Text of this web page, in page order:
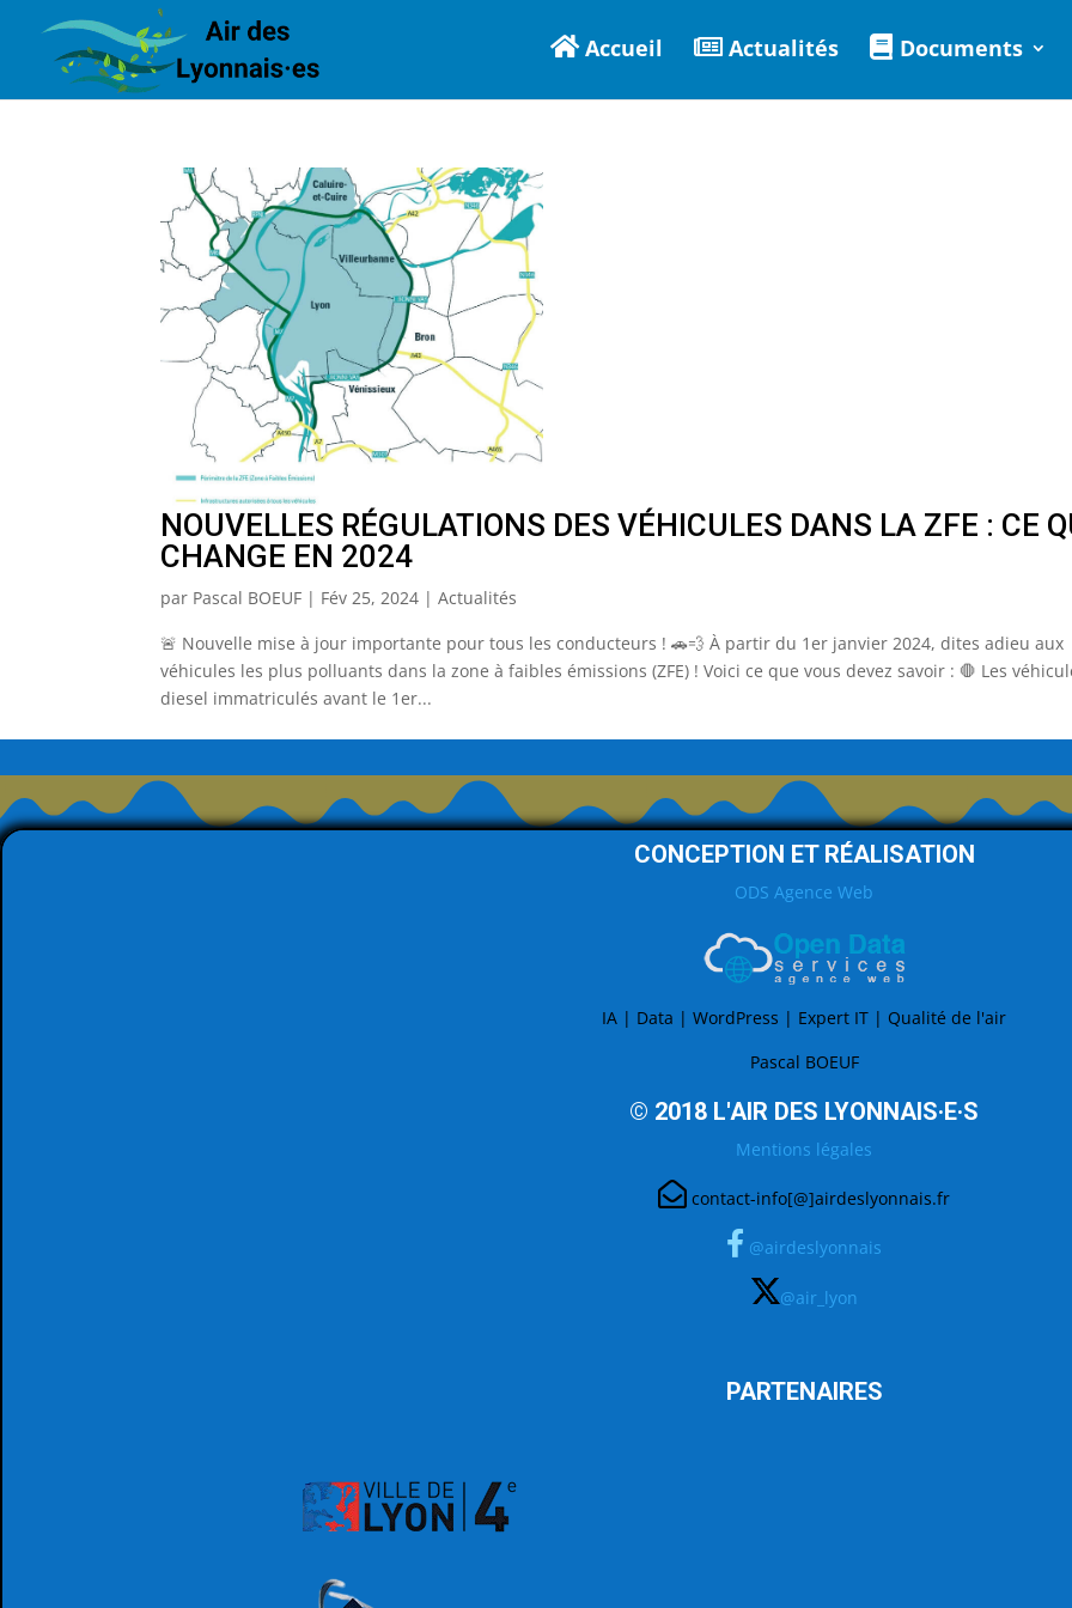
Accueil Actualités Documents
NOUVELLES RÉGULATIONS DES VÉHICULES DANS LA ZFE : CE
CHANGE EN 2024
par Pascal BOEUF | Fév 25, 2024 |Actualités
🚨 Nouvelle mise à jour importante pour tous les conducteurs ! 🚗💨 À partir du 1er janvier 2024, dites adieu aux
véhicules les plus polluants dans la zone à faibles émissions (ZFE) ! Voici ce que vous devez savoir : 🛑 Les
diesel immatriculés avant le 1er...
CONCEPTION ET RÉALISATION
ODS Agence Web
IA | Data | WordPress | Expert IT | Qualité de l'air
Pascal BOEUF
© 2018 L'AIR DES LYONNAIS·E·S
Mentions légales
contact-info[@]airdeslyonnais.fr
@airdeslyonnais
@air_lyon
PARTENAIRES